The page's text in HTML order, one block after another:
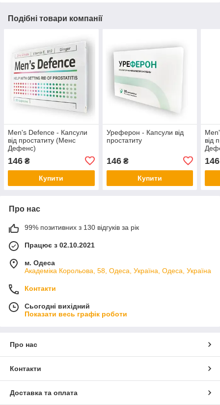
Подібні товари компанії
Men's Defence - Капсули
від простатиту (Менс
Дефенс)
146 ₴
Купити
Уреферон - Капсули від
простатиту
146₴
Купити
від
146
Про нас
99% позитивних з 130 відгуків за рік
Працює з 02.10.2021
м. Одеса
Академіка Корольова, 58, Одеса, Україна, Одеса, Україна
Контакти
Сьогодні вихідний
Показати весь графік роботи
Про нас
Контакти
Доставка та оплата